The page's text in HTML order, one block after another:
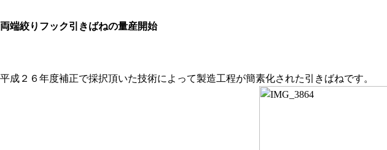
両端絞りフック引きばねの量産開始
平成２６年度補正で採択頂いた技術によって製造工程が簡素化された引きばねです。